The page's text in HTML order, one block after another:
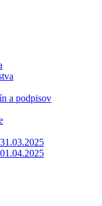
a podpisov